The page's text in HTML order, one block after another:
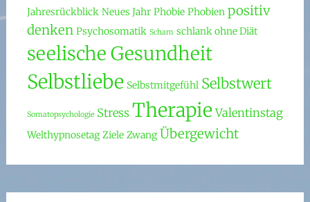
Jahresrückblick Neues Jahr Phobie Phobien positiv
denken Psychosomatik Scham schlank ohne Diät
seelische Gesundheit
Selbstliebe Selbstmitgefühl Selbstwert
Somatopsychologie Stress Therapie Valentinstag
Welthypnosetag Ziele Zwang Übergewicht